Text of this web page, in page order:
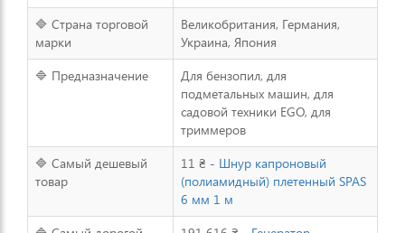
🔷 Страна торговой
марки
Великобритания, Германия,
Украина, Япония
🔷 Предназначение
Для бензопил, для
подметальных машин, для
садовой техники EGO, для
триммеров
🔷 Самый дешевый
товар
11 ₴ - Шнур капроновый
(полиамидный) плетенный SPAS
6 мм 1 м